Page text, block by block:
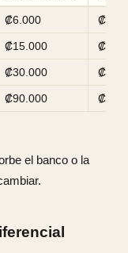
₡6.000
₡15.000
₡30.000
₡90.000
el banco o la